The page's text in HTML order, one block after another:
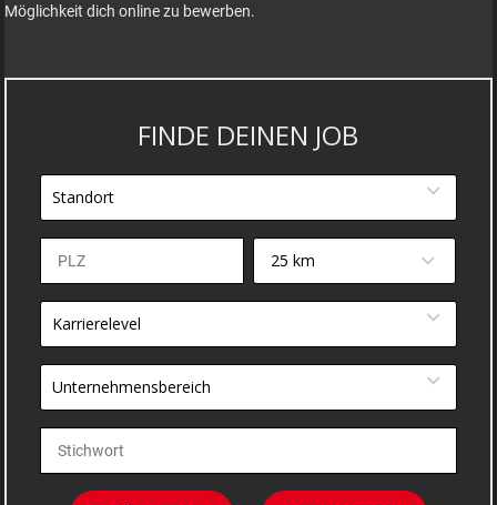
Möglichkeit dich online zu bewerben.
FINDE DEINEN JOB
Standort
25 km
Karrierelevel
Unternehmensbereich